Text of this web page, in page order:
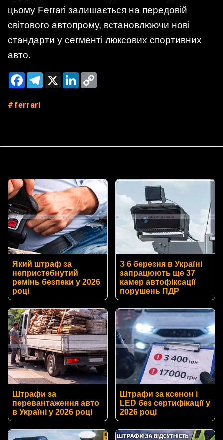
цьому Ferrari залишається на передовій
світового автопрому, встановлюючи нові
стандарти у сегменті люксових спортивних
авто.
FacebookTelegram
X LinkedIn
ferrari
Який штраф за
непристебнутий
ремінь безпеки у 2026
році
З 6 березня в Україні
запрацюють ще 37
камер автофіксації
порушень ПДР
Штрафи за
перевантаження авто
в Україні у 2026 році
Штрафи за ксенон і
LED без сертифікації у
2026 році